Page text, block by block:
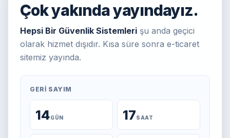
Çok yakında yayındayız.
Hepsi Bir Güvenlik Sistemleri şu anda geçici
olarak hizmet dışıdır. Kısa süre sonra e-ticaret
sitemiz yayında.
GERI SAYIM
14GÜN 17SAAT